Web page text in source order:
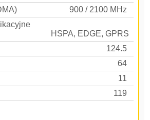
900 / 2100 MHz
HSPA, EDGE, GPRS
124.5
64
11
119